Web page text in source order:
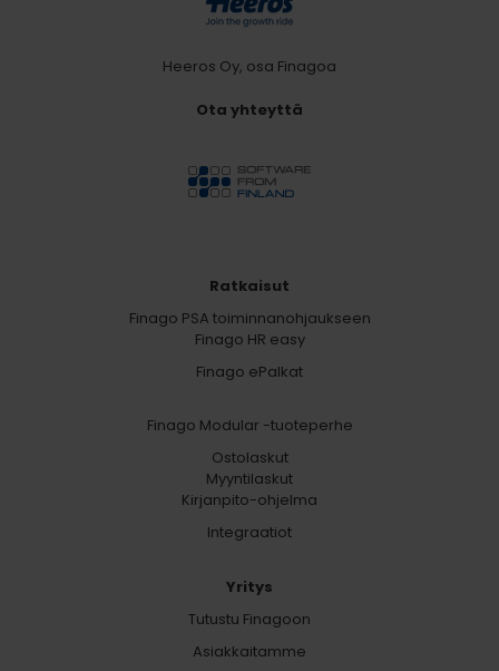
Heeros Oy, osa Finagoa
Ota yhteyttä
Ratkaisut
Finago PSA toiminnanohjaukseen
Finago HR easy
Finago ePalkat
Finago Modular -tuoteperhe
Ostolaskut
Myyntilaskut
Kirjanpito-ohjelma
Integraatiot
Yritys
Tutustu Finagoon
Asiakkaitamme